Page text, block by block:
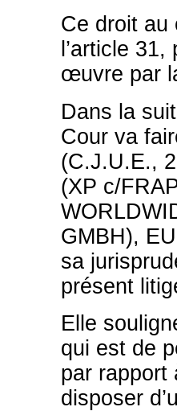
Ce droit au
l’article
œuvre par
Dans la
Cour va
(C.J.U.E.,
(XP c/
GMBH),
sa
présent
Elle
qui est de
par rapport
disposer